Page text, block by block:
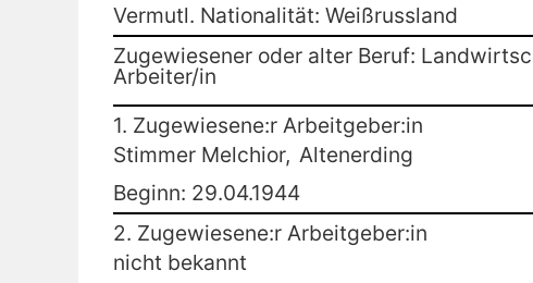
Vermutl. Nationalität: Weißrussland
Zugewiesener oder alter Beruf:
Arbeiter/in
1. Zugewiesene:r Arbeitgeber:in
Stimmer Melchior, Altenerding
Beginn: 29.04.1944
2. Zugewiesene:r Arbeitgeber:in
nicht bekannt